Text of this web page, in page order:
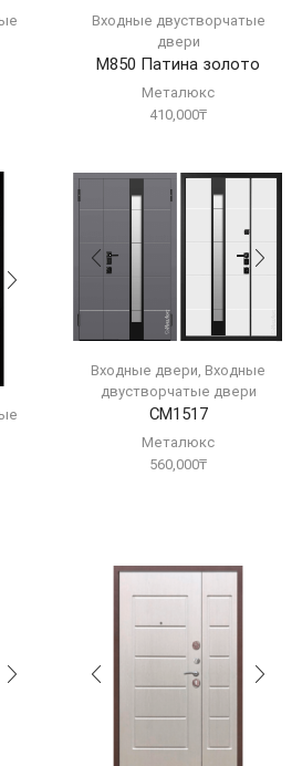
Входные двустворчатые
двери
М850 Патина золото
Металюкс
410,000₸
Входные двери, Входные
двустворчатые двери
СМ1517
Металюкс
560,000₸